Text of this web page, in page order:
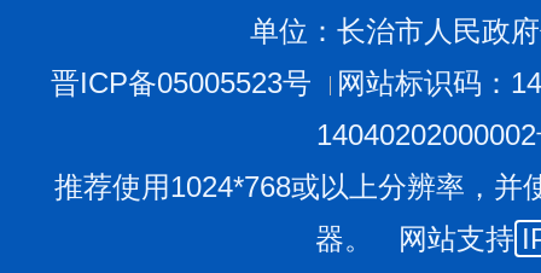
单位：长治市人民政
晋ICP备05005523号
网站标识码：
推荐使用1024*768或以上分辨率，并
器。 网站支持